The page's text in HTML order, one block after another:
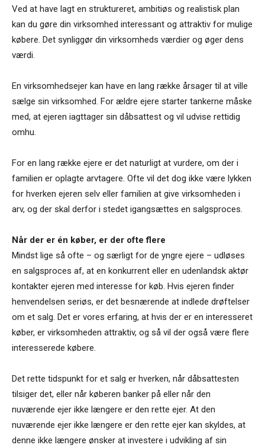
Ved at have lagt en struktureret, ambitiøs og realistisk plan
kan du gøre din virksomhed interessant og attraktiv for mulige
købere. Det synliggør din virksomheds værdier og øger dens
værdi.
En virksomhedsejer kan have en lang række årsager til at ville
sælge sin virksomhed. For ældre ejere starter tankerne måske
med, at ejeren iagttager sin dåbsattest og vil udvise rettidig
omhu.
For en lang række ejere er det naturligt at vurdere, om der i
familien er oplagte arvtagere. Ofte vil det dog ikke være lykken
for hverken ejeren selv eller familien at give virksomheden i
arv, og der skal derfor i stedet igangsættes en salgsproces.
Når der er én køber, er der ofte flere
Mindst lige så ofte – og særligt for de yngre ejere – udløses
en salgsproces af, at en konkurrent eller en udenlandsk aktør
kontakter ejeren med interesse for køb. Hvis ejeren finder
henvendelsen seriøs, er det besnærende at indlede drøftelser
om et salg. Det er vores erfaring, at hvis der er en interesseret
køber, er virksomheden attraktiv, og så vil der også være flere
interesserede købere.
Det rette tidspunkt for et salg er hverken, når dåbsattesten
tilsiger det, eller når køberen banker på eller når den
nuværende ejer ikke længere er den rette ejer. At den
nuværende ejer ikke længere er den rette ejer kan skyldes, at
denne ikke længere ønsker at investere i udvikling af sin